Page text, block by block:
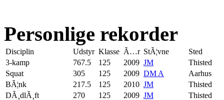
Personlige rekorder
Disciplin Udstyr Klasse Ã…r StÃ¦vne
Sted
3-kamp
767.5 125 2009 JM
Thisted
Squat
305 125 2009 DM A
Aarhus
BÃ¦nk
217.5 125 2010 JM
Thisted
DÃ¸dlÃ¸ft
270 125 2009 JM
Thisted